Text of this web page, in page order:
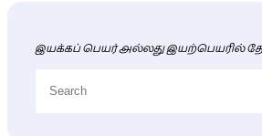
இயக்கப் பெயர் அல்லது இயற்பெயரில்